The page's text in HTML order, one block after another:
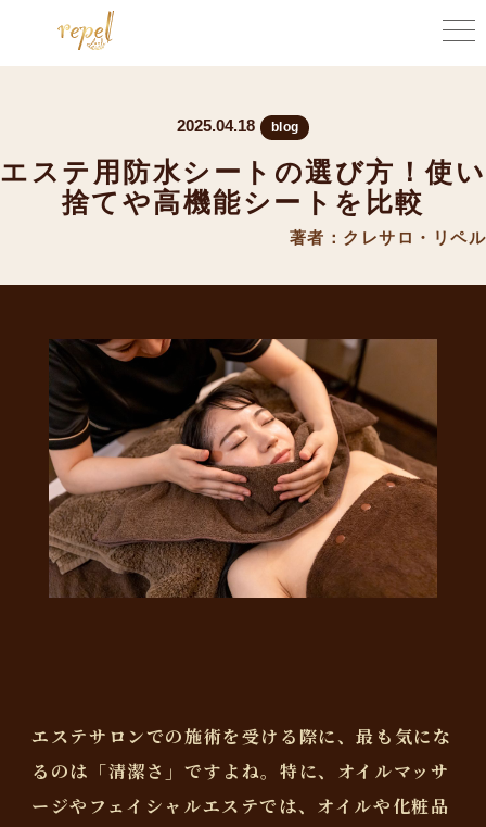
2025.04.18 blog
エステ用防水シートの選び方！使い
捨てや高機能シートを比較
著者：クレサロ・リペル
エステサロンでの施術を受ける際に、最も気にな
るのは「清潔さ」ですよね。特に、オイルマッサ
ージやフェイシャルエステでは、オイルや化粧品